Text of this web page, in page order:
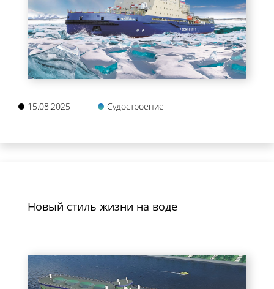
15.08.2025 Судостроение
Новый стиль жизни на воде